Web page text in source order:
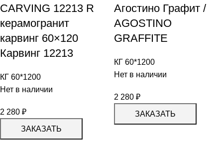
CARVING 12213 R
керамогранит
карвинг 60×120
Карвинг 12213
КГ 60*1200
Нет в наличии
2 280 ₽
ЗАКАЗАТЬ
Агостино Графит /
AGOSTINO
GRAFFITE
КГ 60*1200
Нет в наличии
2 280 ₽
ЗАКАЗАТЬ